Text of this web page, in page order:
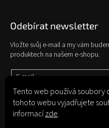
Tento web používá soubory
tohoto webu vyjadřujete
informacízde.
Odebírat newsletter
Vložte svůj e-mail a my vám
produktech na našem e-shopu.
E-mail
Vložením e-mailu souhlasíte s